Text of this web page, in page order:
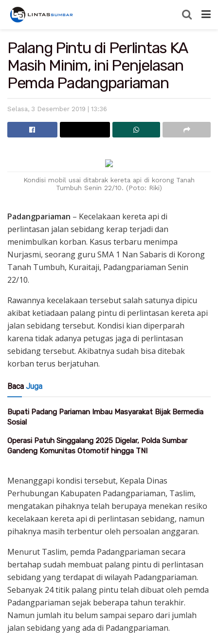
Palang Pintu di Perlintas KA
Masih Minim, ini Penjelasan
Pemda Padangpariaman
Selasa, 3 Desember 2019 | 13:36
Kondisi mobil usai ditabrak kereta api di korong Tanah
Tumbuh Senin 22/10. (Poto: Riki)
Padangpariaman – Kecelakaan kereta api di
perlintasan jalan sebidang kerap terjadi dan
menimbulkan korban. Kasus terbaru menimpa
Nurjasmi, seorang guru SMA 1 Nan Sabaris di Korong
Tanah Tumbuh, Kuraitaji, Padangpariaman Senin
22/10.
Rawannya kecelakaan tersebut salah satunya dipicu
akibat ketiadaan palang pintu di perlintasan kereta api
jalan sebidang tersebut. Kondisi kian diperparah
karena tidak adanya petugas jaga di perlintasan
sebidang tersebut. Akibatnya sudah bisa ditebak
korban terus berjatuhan.
Baca Juga
Bupati Padang Pariaman Imbau Masyarakat Bijak Bermedia
Sosial
Operasi Patuh Singgalang 2025 Digelar, Polda Sumbar
Gandeng Komunitas Otomotif hingga TNI
Menanggapi kondisi tersebut, Kepala Dinas
Perhubungan Kabupaten Padangpariaman, Taslim,
mengatakan pihaknya telah berupaya menekan resiko
kecelakaan kereta api di perlintasan sebidang, namun
pihaknya masih terbentur oleh persoalan anggaran.
Menurut Taslim, pemda Padangpariaman secara
bertahap sudah membuat palang pintu di perlintasan
sebidang yang terdapat di wilayah Padangpariaman.
Sebanyak 24 titik palang pintu telah dibuat oleh pemda
Padangpariaman sejak beberapa tahun terakhir.
Namun jumlah itu belum sampai separo dari jumlah
jalan sebidang yang ada di Padangpariaman.